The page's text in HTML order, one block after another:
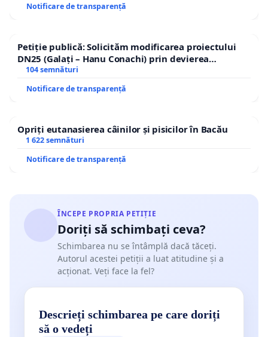
Notificare de transparență
Petiție publică: Solicităm modificarea proiectului
DN25 (Galați – Hanu Conachi) prin devierea
traseului în afara localităților!
104 semnături
Notificare de transparență
Opriți eutanasierea câinilor și pisicilor în Bacău
1 622 semnături
Notificare de transparență
ÎNCEPE PROPRIA PETIȚIE
Doriți să schimbați ceva?
Schimbarea nu se întâmplă dacă tăceți.
Autorul acestei petiții a luat atitudine și a
acționat. Veți face la fel?
Descrieți schimbarea pe care doriți
să o vedeți